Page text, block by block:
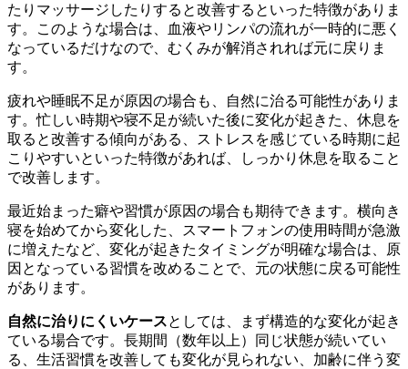
たりマッサージしたりすると改善するといった特徴がありま
す。このような場合は、血液やリンパの流れが一時的に悪く
なっているだけなので、むくみが解消されれば元に戻りま
す。
疲れや睡眠不足が原因の場合も、自然に治る可能性がありま
す。忙しい時期や寝不足が続いた後に変化が起きた、休息を
取ると改善する傾向がある、ストレスを感じている時期に起
こりやすいといった特徴があれば、しっかり休息を取ること
で改善します。
最近始まった癖や習慣が原因の場合も期待できます。横向き
寝を始めてから変化した、スマートフォンの使用時間が急激
に増えたなど、変化が起きたタイミングが明確な場合は、原
因となっている習慣を改めることで、元の状態に戻る可能性
があります。
自然に治りにくいケースとしては、まず構造的な変化が起き
ている場合です。長期間（数年以上）同じ状態が続いてい
る、生活習慣を改善しても変化が見られない、加齢に伴う変